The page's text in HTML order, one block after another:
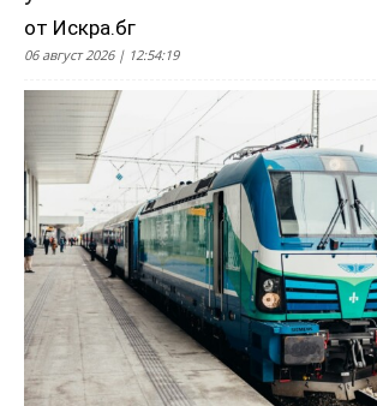
от Искра.бг
06 август 2026 | 12:54:19